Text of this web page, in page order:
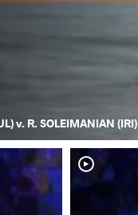
v. R. SOLEIMANIAN (IRI)